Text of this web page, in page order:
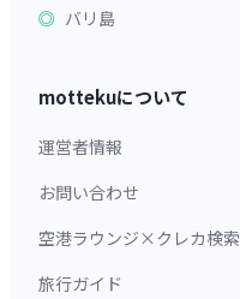
バリ島
mottekuについて
運営者情報
お問い合わせ
空港ラウンジ×クレカ検索
旅行ガイド